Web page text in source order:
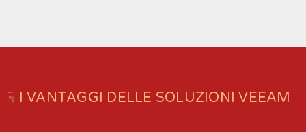
☟ I VANTAGGI DELLE SOLUZIONI VEEAM